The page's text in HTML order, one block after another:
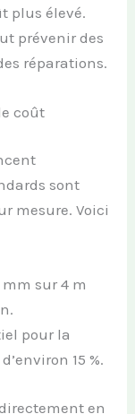
plus élevé.
prévenir des
réparations.
coût
sont
mesure. Voici
sur 4 m
pour la
15 %.
en